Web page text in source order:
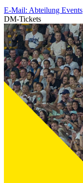
E-Mail: Abteilung Events
DM-Tickets